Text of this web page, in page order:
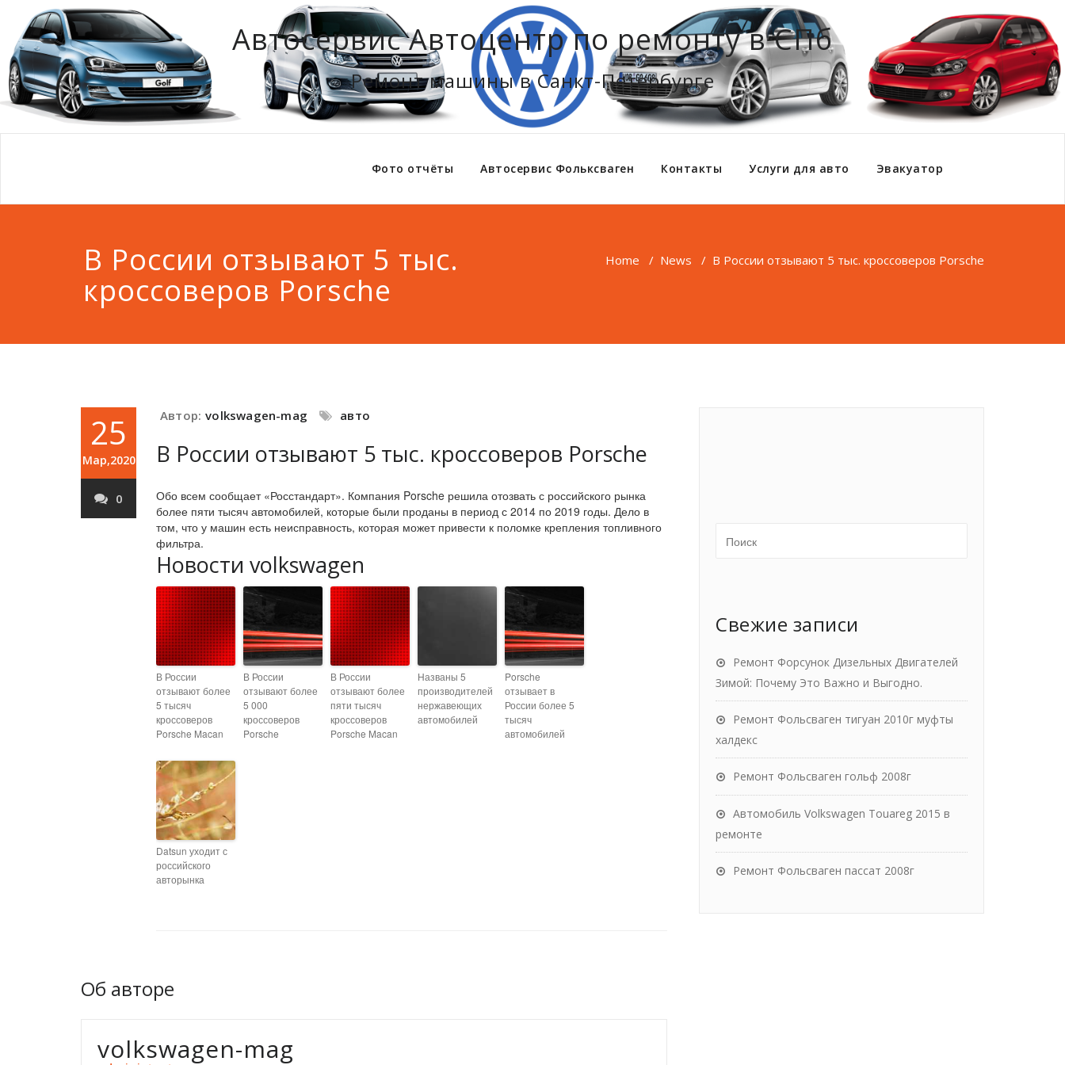
Автосервис Автоцентр по ремонту в СПб
Ремонт машины в Санкт-Петербурге
Фото отчёты Автосервис Фольксваген Контакты Услуги для авто Эвакуатор
В России отзывают 5 тыс.
кроссоверов Porsche
Home / News / В России отзывают 5 тыс. кроссоверов Porsche
25
Мар,2020
0
Автор: volkswagen-mag авто
В России отзывают 5 тыс. кроссоверов Porsche
Обо всем сообщает «Росстандарт». Компания Porsche решила отозвать с российского рынка
более пяти тысяч автомобилей, которые были проданы в период с 2014 по 2019 годы. Дело в
том, что у машин есть неисправность, которая может привести к поломке крепления топливного
фильтра.
Новости volkswagen
В России
отзывают более
5 тысяч
кроссоверов
Porsche Macan
В России
отзывают более
5 000
кроссоверов
Porsche
В России
отзывают более
пяти тысяч
кроссоверов
Porsche Macan
Названы 5
производителей
нержавеющих
автомобилей
Porsche
отзывает в
России более 5
тысяч
автомобилей
Datsun уходит с
российского
авторынка
Об авторе
volkswagen-mag
Свежие записи
Ремонт Форсунок Дизельных Двигателей
Зимой: Почему Это Важно и Выгодно.
Ремонт Фольсваген тигуан 2010г муфты
халдекс
Ремонт Фольсваген гольф 2008г
Автомобиль Volkswagen Touareg 2015 в
ремонте
Ремонт Фольсваген пассат 2008г